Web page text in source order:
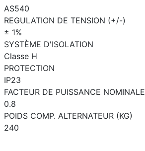
AS540
REGULATION DE TENSION (+/-)
± 1%
SYSTÈME D'ISOLATION
Classe H
PROTECTION
IP23
FACTEUR DE PUISSANCE NOMINALE
0.8
POIDS COMP. ALTERNATEUR (KG)
240